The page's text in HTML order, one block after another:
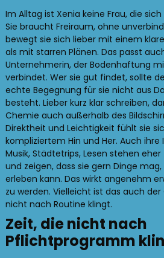
Im Alltag ist Xenia keine Frau, die
Sie braucht Freiraum, ohne
bewegt sie sich lieber mit einem
als mit starren Plänen. Das passt
Unternehmerin, der Bodenhaftung
verbindet. Wer sie gut findet, sollte
echte Begegnung für sie nicht aus
besteht. Lieber kurz klar schreiben,
Chemie auch außerhalb des
Direktheit und Leichtigkeit fühlt sie
kompliziertem Hin und Her. Auch ihre
Musik, Städtetrips, Lesen stehen
und zeigen, dass sie gern Dinge
erleben kann. Das wirkt angenehm
zu werden. Vielleicht ist das auch
nicht nach Routine klingt.
Zeit, die nicht nach
Pflichtprogramm